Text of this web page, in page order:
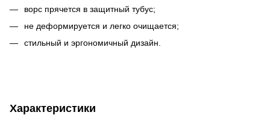
ворс прячется в защитный тубус;
не деформируется и легко очищается;
стильный и эргономичный дизайн.
Характеристики